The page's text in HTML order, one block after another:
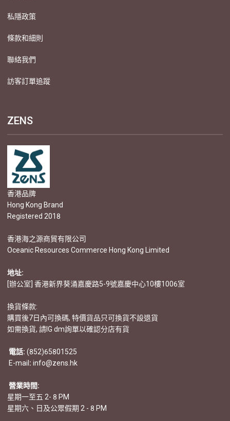
私隱政策
條款和細則
聯絡我們
訪客訂單追蹤
ZENS
香港品牌
Hong Kong Brand
Registered 2018
香港海之源商貿有限公司
Oceanic Resources Commerce Hong Kong Limited
地址:
[辦公室] 香港新界葵涌嘉慶路5-9號嘉慶中心10樓1006室
換貨條款:
購買後7日內可換碼, 特價貨品只可換貨不設退貨
如需換貨, 請IG dm詢單以確認分店有貨
電話: (852)65801525
E-mail: info@zens.hk
營業時間:
星期一至五 2- 8 PM
星期六、日及公眾假期 2 - 8 PM